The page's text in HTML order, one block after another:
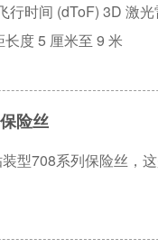
时间 (dToF) 3D 激
度 5 厘米至 9 米
险丝
型708系列保险丝，